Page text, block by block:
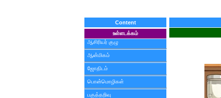
Content
உள்ளடக்கம்
ஆசிரியர் குழு
ஆன்மிகம்
ஜோதிடம்
பொன்மொழிகள்
பகுத்தறிவு